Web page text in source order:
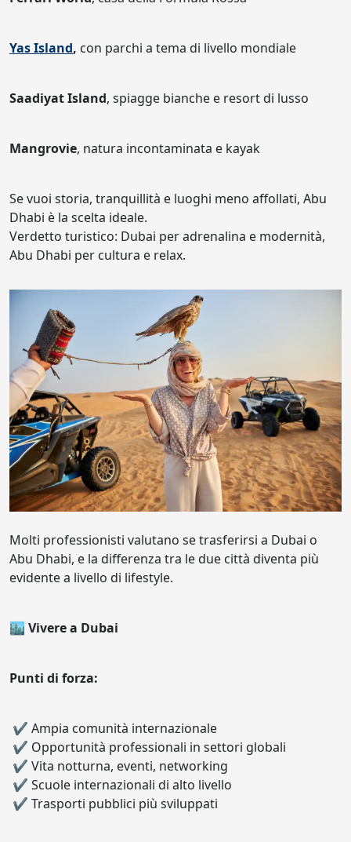
Yas Island, con parchi a tema di livello mondiale
Saadiyat Island, spiagge bianche e resort di lusso
Mangrovie, natura incontaminata e kayak
Se vuoi storia, tranquillità e luoghi meno affollati, Abu
Dhabi è la scelta ideale.
Verdetto turistico: Dubai per adrenalina e modernità,
Abu Dhabi per cultura e relax.
Molti professionisti valutano se trasferirsi a Dubai o
Abu Dhabi, e la differenza tra le due città diventa più
evidente a livello di lifestyle.
🏙️ Vivere a Dubai
Punti di forza:
✔ Ampia comunità internazionale
✔ Opportunità professionali in settori globali
✔ Vita notturna, eventi, networking
✔ Scuole internazionali di alto livello
✔ Trasporti pubblici più sviluppati